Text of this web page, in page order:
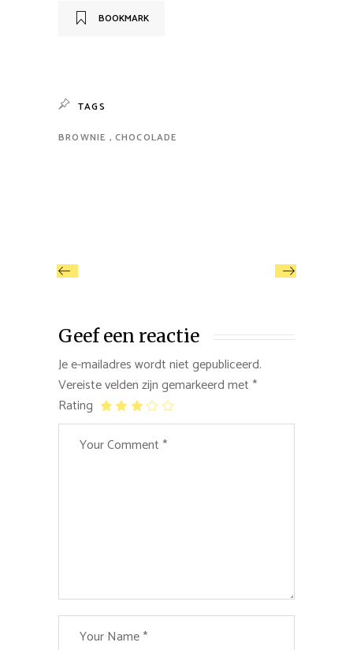
BOOKMARK
TAGS
BROWNIE CHOCOLADE
Geef een reactie
Je e-mailadres wordt niet gepubliceerd.
Vereiste velden zijn gemarkeerd met *
Rating